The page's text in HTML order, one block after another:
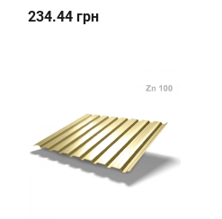
234.44 грн